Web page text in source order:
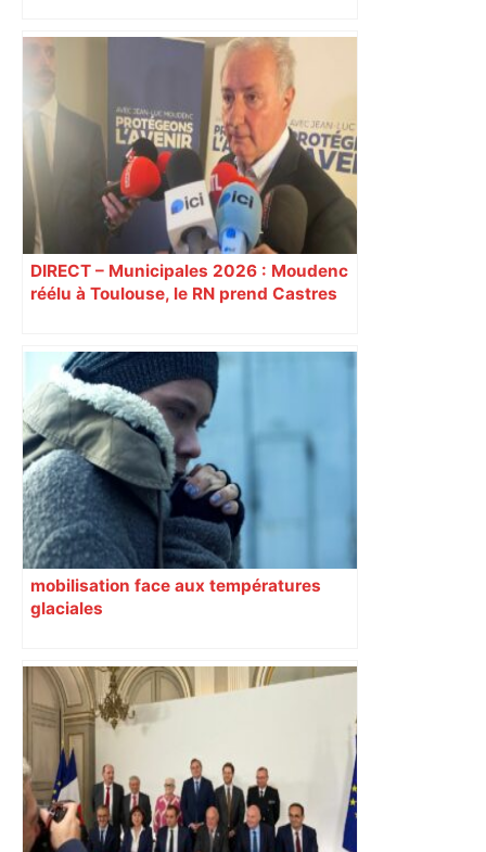
DIRECT – Municipales 2026 : Moudenc
réélu à Toulouse, le RN prend Castres
mobilisation face aux températures
glaciales